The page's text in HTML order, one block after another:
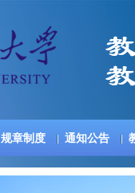
规章制度 通知公告